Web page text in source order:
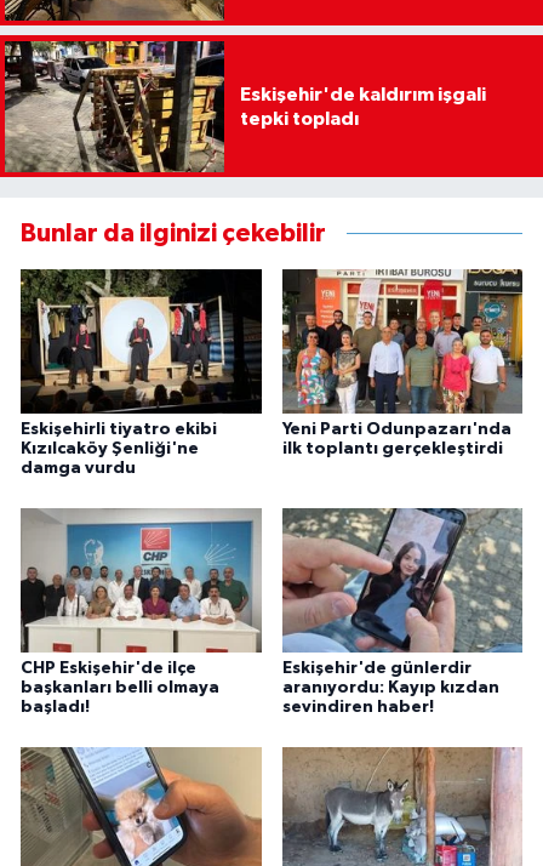
Eskişehir'de kaldırım işgali
tepki topladı
Bunlar da ilginizi çekebilir
Eskişehirli tiyatro ekibi
Kızılcaköy Şenliği'ne
damga vurdu
Yeni Parti Odunpazarı'nda
ilk toplantı gerçekleştirdi
CHP Eskişehir'de ilçe
başkanları belli olmaya
başladı!
Eskişehir'de günlerdir
aranıyordu: Kayıp kızdan
sevindiren haber!